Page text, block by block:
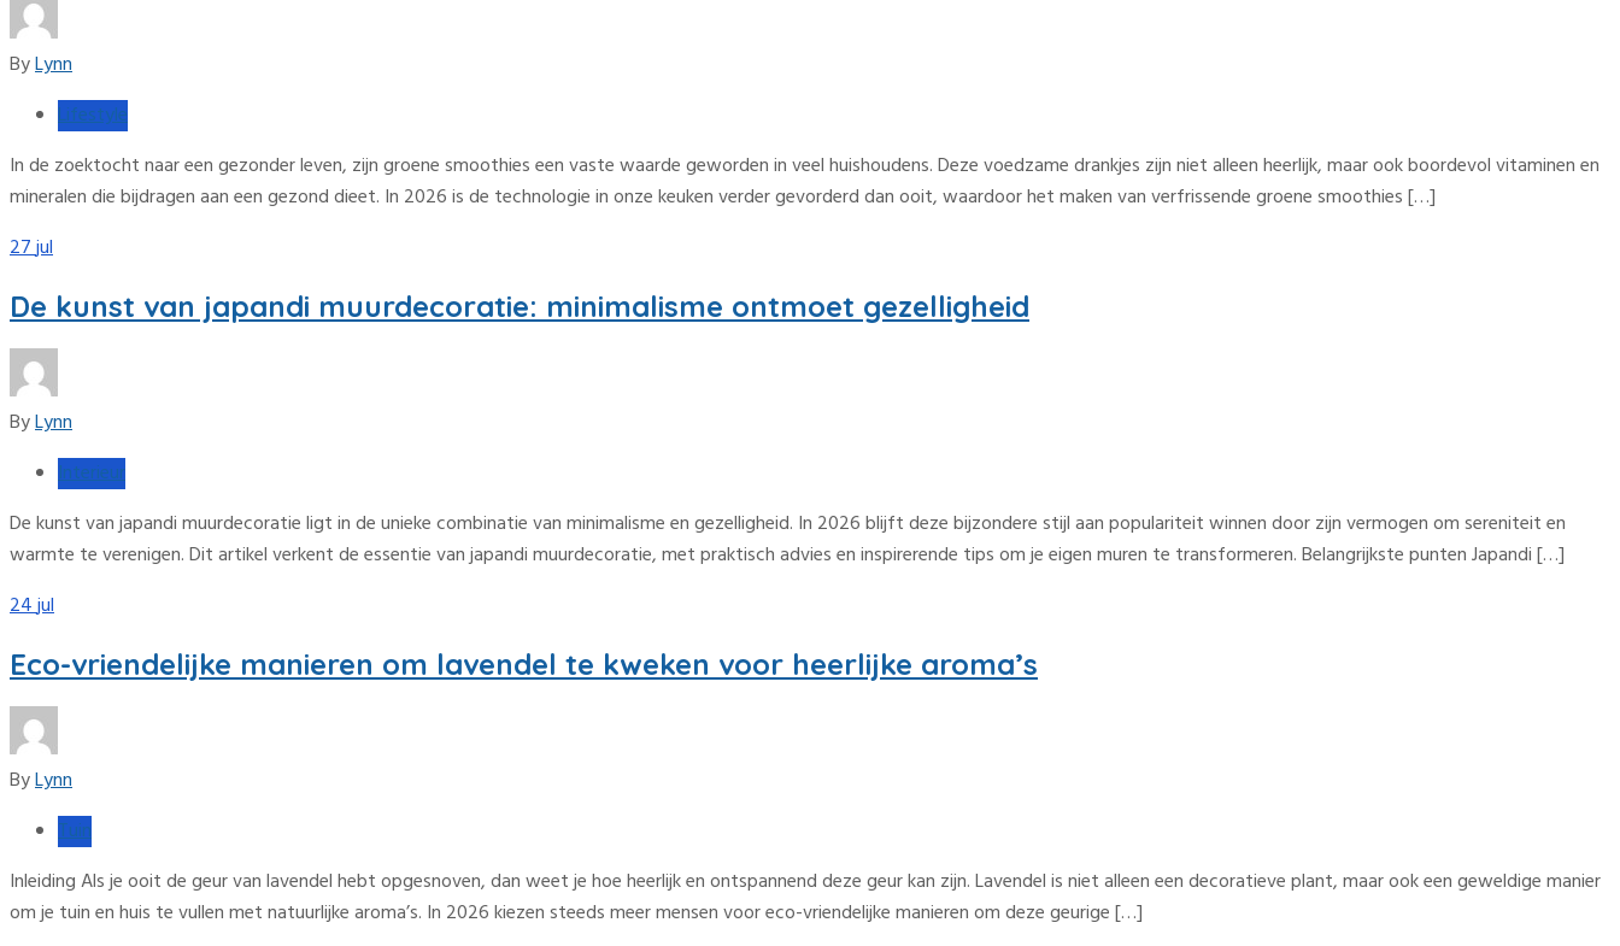
ByLynn
Lifestyle
In de zoektocht naar een gezonder leven, zijn groene smoothies een vaste waarde geworden in veel huishoudens. Deze voedzame drankjes zijn niet alleen heerlijk, maar ook boordevol vitaminen en
mineralen die bijdragen aan een gezond dieet. In 2026 is de technologie in onze keuken verder gevorderd dan ooit, waardoor het maken van verfrissende groene smoothies […]
27jul
De kunst van japandi muurdecoratie: minimalisme ontmoet gezelligheid
ByLynn
Interieur
De kunst van japandi muurdecoratie ligt in de unieke combinatie van minimalisme en gezelligheid. In 2026 blijft deze bijzondere stijl aan populariteit winnen door zijn vermogen om sereniteit en
warmte te verenigen. Dit artikel verkent de essentie van japandi muurdecoratie, met praktisch advies en inspirerende tips om je eigen muren te transformeren. Belangrijkste punten Japandi […]
24jul
Eco-vriendelijke manieren om lavendel te kweken voor heerlijke aroma’s
ByLynn
Tuin
Inleiding Als je ooit de geur van lavendel hebt opgesnoven, dan weet je hoe heerlijk en ontspannend deze geur kan zijn. Lavendel is niet alleen een decoratieve plant, maar ook een geweldige manier
om je tuin en huis te vullen met natuurlijke aroma’s. In 2026 kiezen steeds meer mensen voor eco-vriendelijke manieren om deze geurige […]